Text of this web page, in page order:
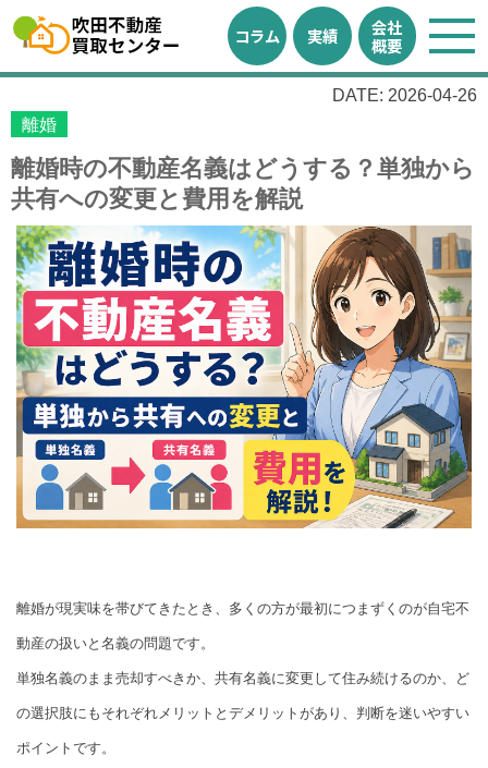
コラム 実績
会社
概要
DATE: 2026-04-26
離婚
離婚時の不動産名義はどうする？単独から
共有への変更と費用を解説
離婚が現実味を帯びてきたとき、多くの方が最初につまずくのが自宅不
動産の扱いと名義の問題です。
単独名義のまま売却すべきか、共有名義に変更して住み続けるのか、ど
の選択肢にもそれぞれメリットとデメリットがあり、判断を迷いやすい
ポイントです。